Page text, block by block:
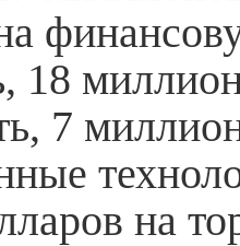
18
7
на